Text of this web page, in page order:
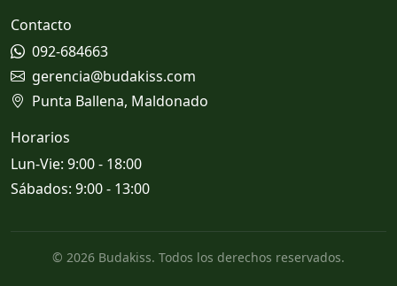
Contacto
092-684663
gerencia@budakiss.com
Punta Ballena, Maldonado
Horarios
Lun-Vie: 9:00 - 18:00
Sábados: 9:00 - 13:00
© 2026 Budakiss. Todos los derechos reservados.